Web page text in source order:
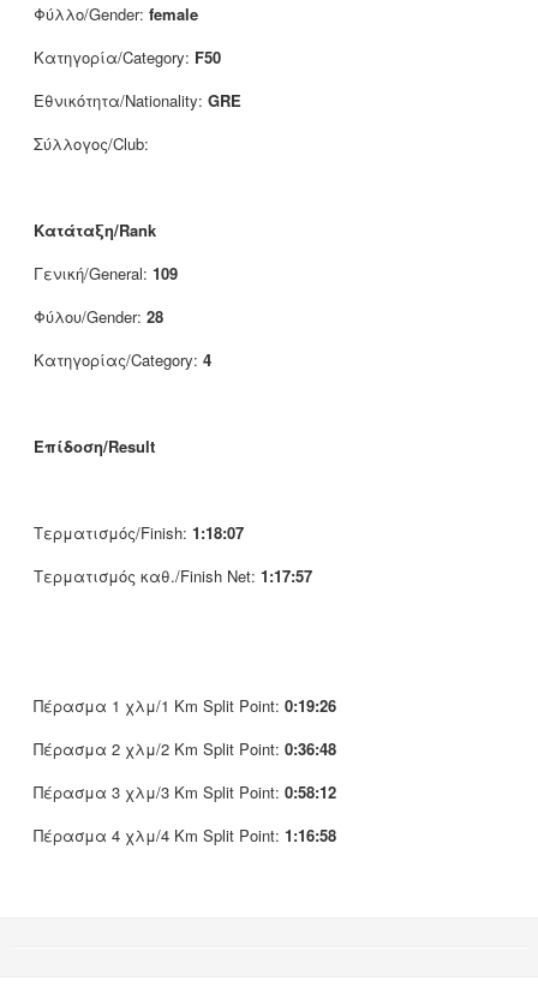
Φύλλο/Gender: female
Κατηγορία/Category: F50
Εθνικότητα/Nationality: GRE
Σύλλογος/Club:
Κατάταξη/Rank
Γενική/General: 109
Φύλου/Gender: 28
Κατηγορίας/Category: 4
Επίδοση/Result
Τερματισμός/Finish: 1:18:07
Τερματισμός καθ./Finish Net: 1:17:57
Πέρασμα 1 χλμ/1 Km Split Point: 0:19:26
Πέρασμα 2 χλμ/2 Km Split Point: 0:36:48
Πέρασμα 3 χλμ/3 Km Split Point: 0:58:12
Πέρασμα 4 χλμ/4 Km Split Point: 1:16:58